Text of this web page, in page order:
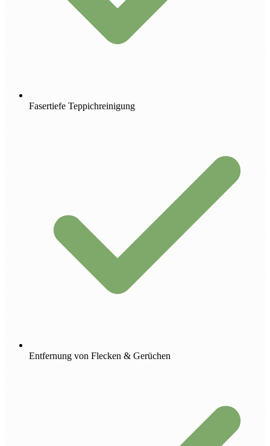
Fasertiefe Teppichreinigung
Entfernung von Flecken & Gerüchen